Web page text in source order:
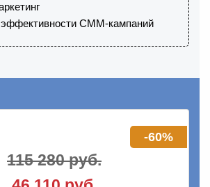
СММ-кампаний
-60%
115 280 руб.